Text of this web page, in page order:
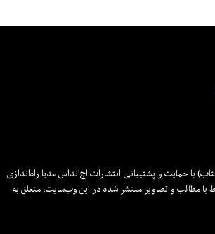
با حمایت و پشتیبانی انتشارات اچ‌اند‌اس مدیا راه‌اندازی
مطالب و تصاویر منتشر شده در این وب‌سایت، متعلق به